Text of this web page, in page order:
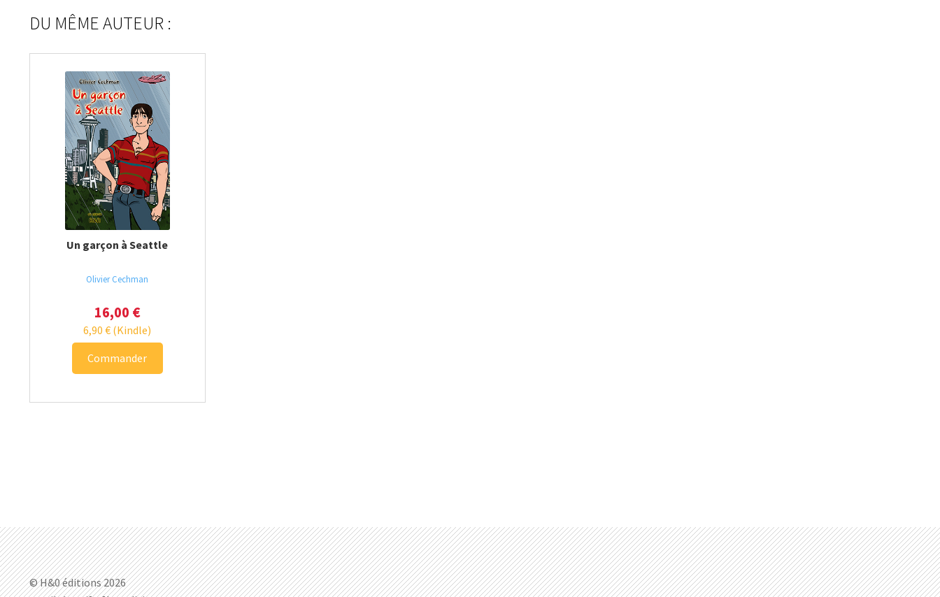
DU MÊME AUTEUR :
Un garçon à Seattle
Olivier Cechman
16,00 €
6,90€ (Kindle)
Commander
© H&0 éditions 2026